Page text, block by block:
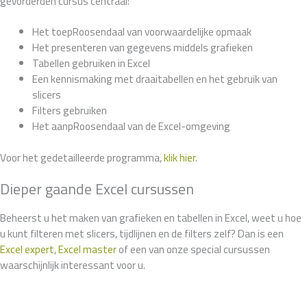
Het toepRoosendaal van voorwaardelijke opmaak
Het presenteren van gegevens middels grafieken
Tabellen gebruiken in Excel
Een kennismaking met draaitabellen en het gebruik van
slicers
Filters gebruiken
Het aanpRoosendaal van de Excel-omgeving
Voor het gedetailleerde programma,klik hier.
Dieper gaande Excel cursussen
Beheerst u het maken van grafieken en tabellen in Excel, weet u hoe
u kunt filteren met slicers, tijdlijnen en de filters zelf? Dan is een
Excel expert,Excel masterof een van onze special cursussen
waarschijnlijk interessant voor u.